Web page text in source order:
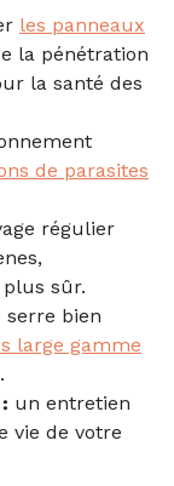
les panneaux
la pénétration
la santé des
de parasites
régulier
sûr.
serre bien
large gamme
.
un entretien
vie de votre